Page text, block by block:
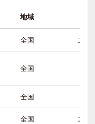
地域
全国 エン
全国
全国
全国 エン